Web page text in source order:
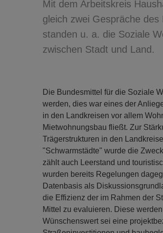
Mit dem Arbeitskreis
gleich zwei Gespräche
standen u. a. die Soziale
zwischen Stadt und Land.
Die Bundesmittel für die Soziale
werden, dies war eines der
in den Landkreisen vor allem
Mietwohnungsbau fließt. Zur
Trägerstrukturen in den
"Schwarmstädte" wurde die
zählt auch Leerstand und
wurden bereits Regelungen
Datenbasis als
die Effizienz der im Rahmen der
Mittel zu evaluieren. Diese
Wünschenswert sei eine